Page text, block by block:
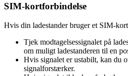
SIM-kortforbindelse
Hvis din ladestander bruger et SIM-
Tjek modtagelsessignalet på
om muligt ladestanderen til en
Hvis signalet er ustabilt, kan du
signalforstærker.